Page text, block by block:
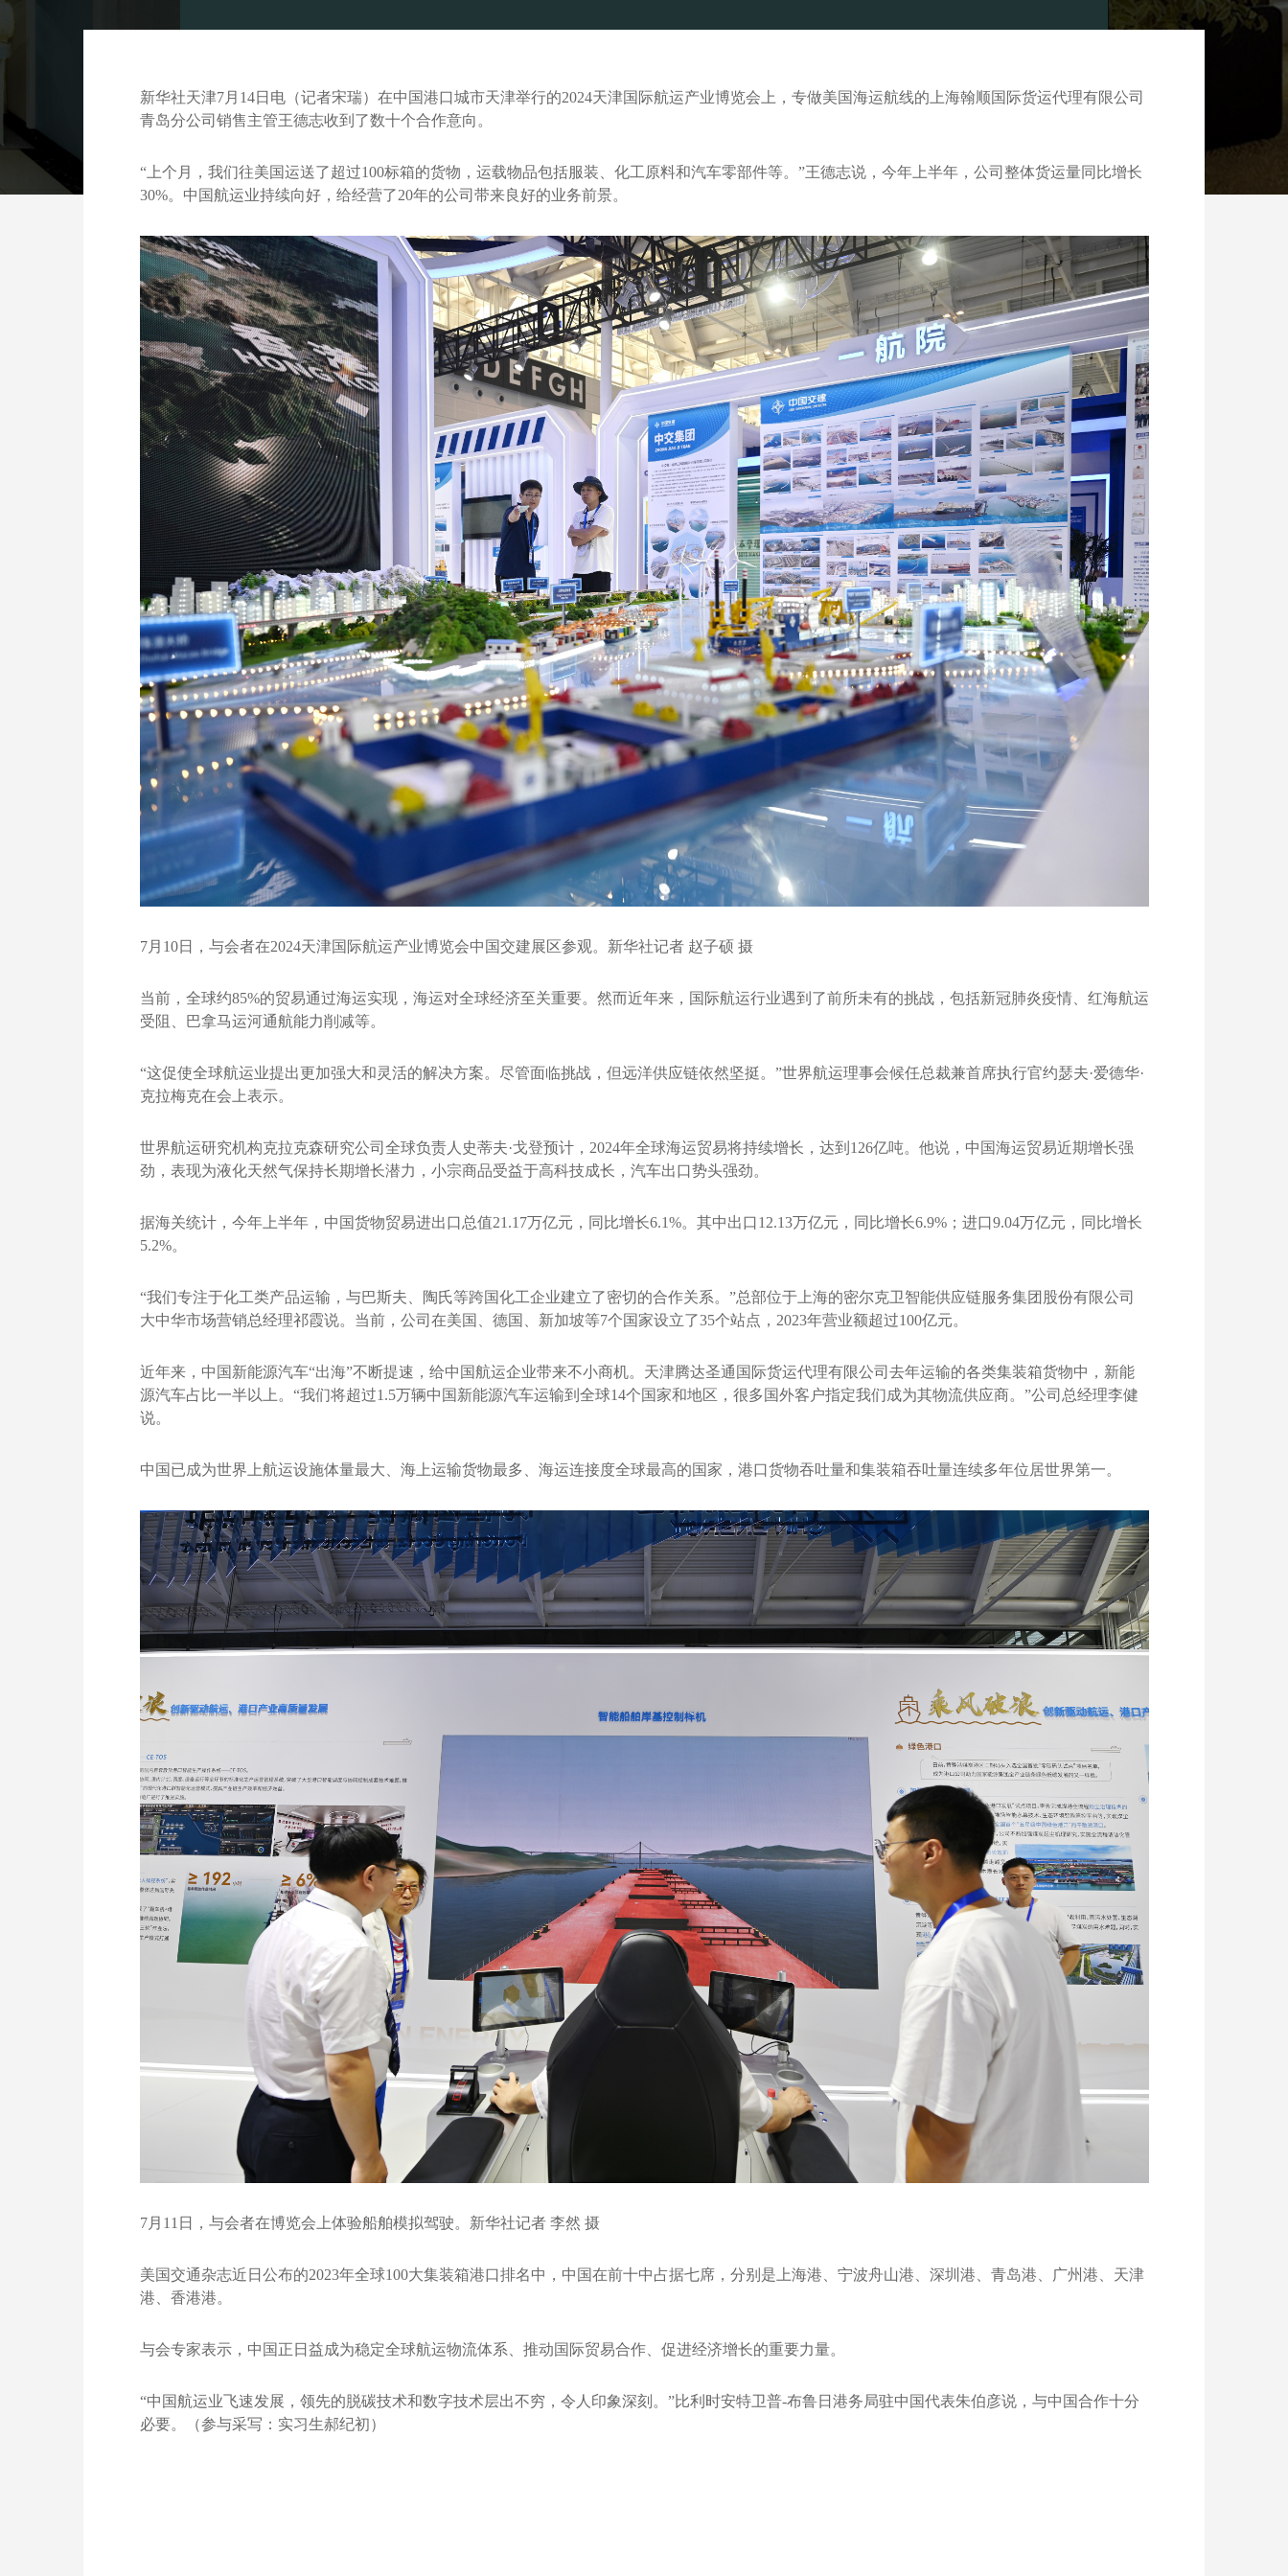
新华社天津7月14日电（记者宋瑞）在中国港口城市天津举行的2024天津国际航运产业博览会上，专做美国海运航线的上海翰顺国际货运代理有限公司
青岛分公司销售主管王德志收到了数十个合作意向。
“上个月，我们往美国运送了超过100标箱的货物，运载物品包括服装、化工原料和汽车零部件等。”王德志说，今年上半年，公司整体货运量同比增长
30%。中国航运业持续向好，给经营了20年的公司带来良好的业务前景。
7月10日，与会者在2024天津国际航运产业博览会中国交建展区参观。新华社记者 赵子硕 摄
当前，全球约85%的贸易通过海运实现，海运对全球经济至关重要。然而近年来，国际航运行业遇到了前所未有的挑战，包括新冠肺炎疫情、红海航运
受阻、巴拿马运河通航能力削减等。
“这促使全球航运业提出更加强大和灵活的解决方案。尽管面临挑战，但远洋供应链依然坚挺。”世界航运理事会候任总裁兼首席执行官约瑟夫·爱德华·
克拉梅克在会上表示。
世界航运研究机构克拉克森研究公司全球负责人史蒂夫·戈登预计，2024年全球海运贸易将持续增长，达到126亿吨。他说，中国海运贸易近期增长强
劲，表现为液化天然气保持长期增长潜力，小宗商品受益于高科技成长，汽车出口势头强劲。
据海关统计，今年上半年，中国货物贸易进出口总值21.17万亿元，同比增长6.1%。其中出口12.13万亿元，同比增长6.9%；进口9.04万亿元，同比增长
5.2%。
“我们专注于化工类产品运输，与巴斯夫、陶氏等跨国化工企业建立了密切的合作关系。”总部位于上海的密尔克卫智能供应链服务集团股份有限公司
大中华市场营销总经理祁霞说。当前，公司在美国、德国、新加坡等7个国家设立了35个站点，2023年营业额超过100亿元。
近年来，中国新能源汽车“出海”不断提速，给中国航运企业带来不小商机。天津腾达圣通国际货运代理有限公司去年运输的各类集装箱货物中，新能
源汽车占比一半以上。“我们将超过1.5万辆中国新能源汽车运输到全球14个国家和地区，很多国外客户指定我们成为其物流供应商。”公司总经理李健
说。
中国已成为世界上航运设施体量最大、海上运输货物最多、海运连接度全球最高的国家，港口货物吞吐量和集装箱吞吐量连续多年位居世界第一。
7月11日，与会者在博览会上体验船舶模拟驾驶。新华社记者 李然 摄
美国交通杂志近日公布的2023年全球100大集装箱港口排名中，中国在前十中占据七席，分别是上海港、宁波舟山港、深圳港、青岛港、广州港、天津
港、香港港。
与会专家表示，中国正日益成为稳定全球航运物流体系、推动国际贸易合作、促进经济增长的重要力量。
“中国航运业飞速发展，领先的脱碳技术和数字技术层出不穷，令人印象深刻。”比利时安特卫普-布鲁日港务局驻中国代表朱伯彦说，与中国合作十分
必要。（参与采写：实习生郝纪初）